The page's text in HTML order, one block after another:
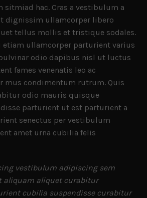
hac. Cras a vestibulum a
dignissim ullamcorper libero
tellus mollis et tristique sodales.
etiam ullamcorper parturient varius
odio dapibus nisl ut luctus
fames venenatis leo ac
mus condimentum rutrum. Quis
odio mauris quisque
parturient ut est parturient a
senectus per vestibulum
amet urna cubilia felis
vestibulum adipiscing sem
aliquam aliquet curabitur
cubilia suspendisse curabitur